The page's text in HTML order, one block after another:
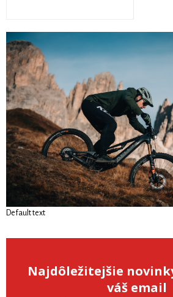
Default text
Najdôležitejšie
váš email